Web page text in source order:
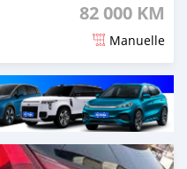
82 000 KM
Manuelle